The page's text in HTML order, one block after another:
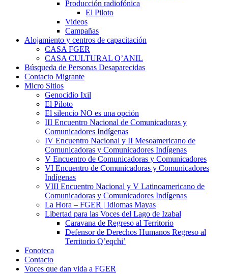
Producción radiofónica
El Piloto
Videos
Campañas
Alojamiento y centros de capacitación
CASA FGER
CASA CULTURAL Q’ANIL
Búsqueda de Personas Desaparecidas
Contacto Migrante
Micro Sitios
Genocidio Ixil
El Piloto
El silencio NO es una opción
III Encuentro Nacional de Comunicadoras y
Comunicadores Indígenas
IV Encuentro Nacional y II Mesoamericano de
Comunicadoras y Comunicadores Indígenas
V Encuentro de Comunicadoras y Comunicadores
VI Encuentro de Comunicadoras y Comunicadores
Indígenas
VIII Encuentro Nacional y V Latinoamericano de
Comunicadoras y Comunicadores Indígenas
La Hora – FGER | Idiomas Mayas
Libertad para las Voces del Lago de Izabal
Caravana de Regreso al Territorio
Defensor de Derechos Humanos Regreso al
Territorio Q’eqchi’
Fonoteca
Contacto
Voces que dan vida a FGER